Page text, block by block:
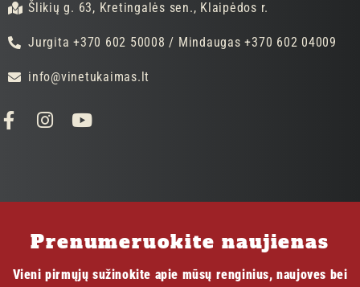
Šlikių g. 63, Kretingalės sen., Klaipėdos r.
Jurgita +370 602 50008 / Mindaugas +370 602 04009
info@vinetukaimas.lt
Prenumeruokite naujienas
Vieni pirmųjų sužinokite apie mūsų renginius, naujoves bei